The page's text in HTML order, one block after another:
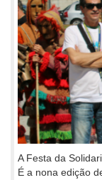
A Festa da
É a nona edição